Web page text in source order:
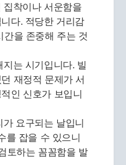
집착이나 서운함을
다. 적당한 거리감
간을 존중해 주는 것
는 시기입니다. 빌
재정적 문제가 서
인 신호가 보입니
요구되는 날입니
를 잡을 수 있으니
토하는 꼼꼼함을 발